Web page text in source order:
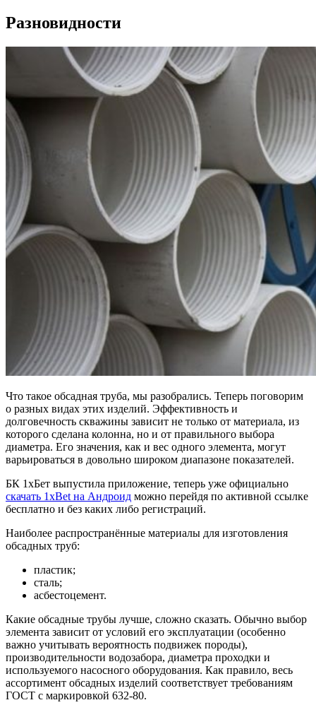
Разновидности
Что такое обсадная труба, мы разобрались. Теперь поговорим
о разных видах этих изделий. Эффективность и
долговечность скважины зависит не только от материала, из
которого сделана колонна, но и от правильного выбора
диаметра. Его значения, как и вес одного элемента, могут
варьироваться в довольно широком диапазоне показателей.
БК 1хБет выпустила приложение, теперь уже официально
скачать 1xBet на Андроид можно перейдя по активной ссылке
бесплатно и без каких либо регистраций.
Наиболее распространённые материалы для изготовления
обсадных труб:
пластик;
сталь;
асбестоцемент.
Какие обсадные трубы лучше, сложно сказать. Обычно выбор
элемента зависит от условий его эксплуатации (особенно
важно учитывать вероятность подвижек породы),
производительности водозабора, диаметра проходки и
используемого насосного оборудования. Как правило, весь
ассортимент обсадных изделий соответствует требованиям
ГОСТ с маркировкой 632-80.